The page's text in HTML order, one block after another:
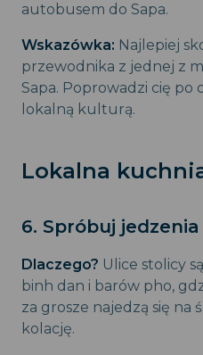
autobusem do Sapa.
Wskazówka: Najlepiej
przewodnika z jednej z
Sapa. Poprowadzi cię po
lokalną kulturą.
Lokalna
6. Spróbuj
Dlaczego? Ulice stolicy
binh dan i barów pho,
za grosze najedzą się na
kolację.